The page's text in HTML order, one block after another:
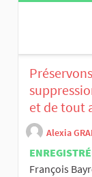
et de tout
Alexia
François